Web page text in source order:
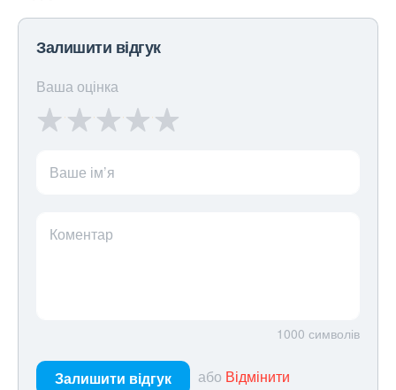
Залишити відгук
Ваша оцінка
Ваше ім’я
Коментар
1000 символів
Залишити відгук або Відмінити